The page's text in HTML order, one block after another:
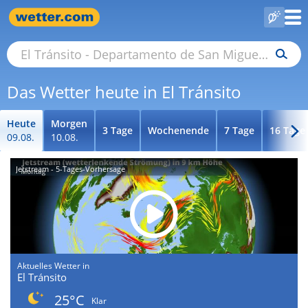
Das Wetter heute in El Tránsito
Heute
09.08.
Morgen
10.08.
3 Tage Wochenende 7 Tage 16 Tage
Jetstream - 5-Tages-Vorhersage
Aktuelles Wetter in
El Tránsito
25°C
Klar